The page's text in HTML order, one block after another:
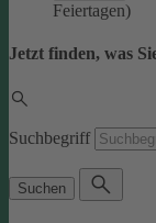
Feiertagen)
Jetzt finden, was
Suchbegriff
Suchen